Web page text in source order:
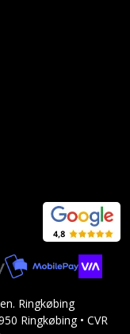
Ringkøbing
Ringkøbing • CVR